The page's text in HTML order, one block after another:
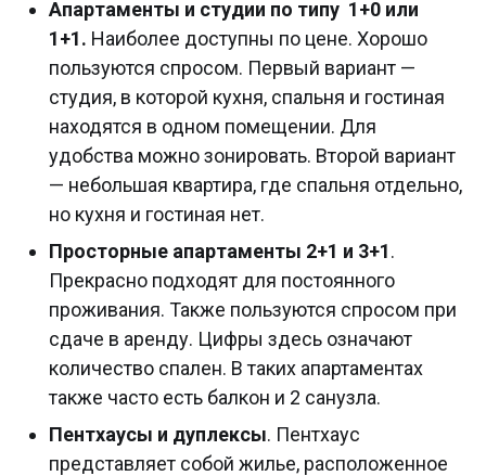
Апартаменты и студии по типу 1+0 или
1+1. Наиболее доступны по цене. Хорошо
пользуются спросом. Первый вариант —
студия, в которой кухня, спальня и гостиная
находятся в одном помещении. Для
удобства можно зонировать. Второй вариант
— небольшая квартира, где спальня отдельно,
но кухня и гостиная нет.
Просторные апартаменты 2+1 и 3+1.
Прекрасно подходят для постоянного
проживания. Также пользуются спросом при
сдаче в аренду. Цифры здесь означают
количество спален. В таких апартаментах
также часто есть балкон и 2 санузла.
Пентхаусы и дуплексы. Пентхаус
представляет собой жилье, расположенное